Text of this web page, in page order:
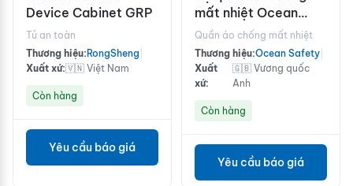
Device Cabinet GRP
Tủ an toàn
Thương hiệu: RongSheng
Xuất xứ:🇻🇳 Việt Nam
Còn hàng
Yêu cầu báo giá
mất nhiệt Ocean
Safety
Quần áo chống mất nhiệt
Thương hiệu:Ocean Safety
Xuất
xứ:
🇬🇧 Vương quốc
Anh
Còn hàng
Yêu cầu báo giá